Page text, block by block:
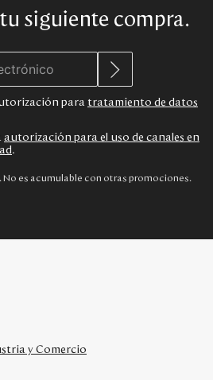
siguiente compra.
para tratamiento de datos
autorización para el uso de canales en
.
No es acumulable con otras promociones.
y Comercio